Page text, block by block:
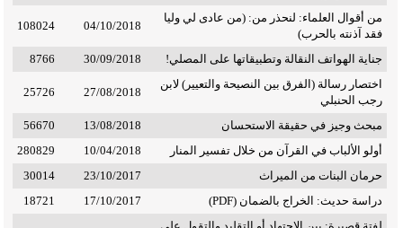
من أقوال العلماء: لنحذر من: (من عادى لي وليا
فقد آذنته بالحرب)
04/10/2018
108024
جناية الهواتف النقالة وتطبيقاتها على المصلي! 30/09/2018
8766
اختصار رسالة (الفرق بين النصيحة والتعيير) لابن
رجب الحنبلي
27/08/2018
25726
مبحث وجيز في حقيقة الاستحسان 13/08/2018
56670
أولو الألباب في القرآن من خلال تفسير المنار
10/04/2018
280829
حرمان البنات من الميراث
23/10/2017
30014
دراسة حديث: الخراج بالضمان (PDF)
17/10/2017
18721